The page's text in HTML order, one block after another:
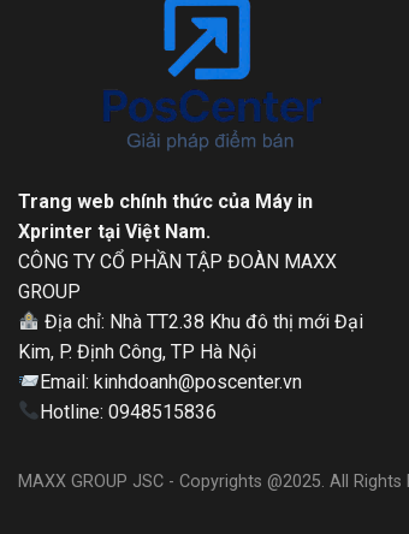
Trang web chính thức của Máy in
Xprinter tại Việt Nam.
CÔNG TY CỔ PHẦN TẬP ĐOÀN MAXX
GROUP
Địa chỉ: Nhà TT2.38 Khu đô thị mới Đại
Kim, P. Định Công, TP Hà Nội
Email: kinhdoanh@poscenter.vn
Hotline: 0948515836
MAXX GROUP JSC - Copyrights @2025. All Rights